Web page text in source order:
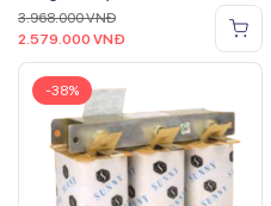
3.968.000VNĐ
2.579.000 VNĐ
-38%